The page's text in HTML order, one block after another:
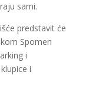
sami.
predstavit će
Spomen
i
i